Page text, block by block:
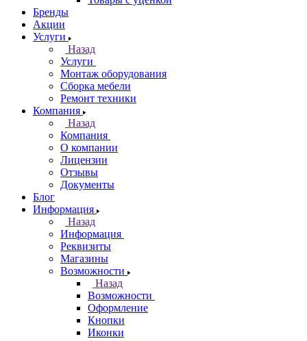
Бренды
Акции
Услуги
Назад
Услуги
Монтаж оборудования
Сборка мебели
Ремонт техники
Компания
Назад
Компания
О компании
Лицензии
Отзывы
Документы
Блог
Информация
Назад
Информация
Реквизиты
Магазины
Возможности
Назад
Возможности
Оформление
Кнопки
Иконки